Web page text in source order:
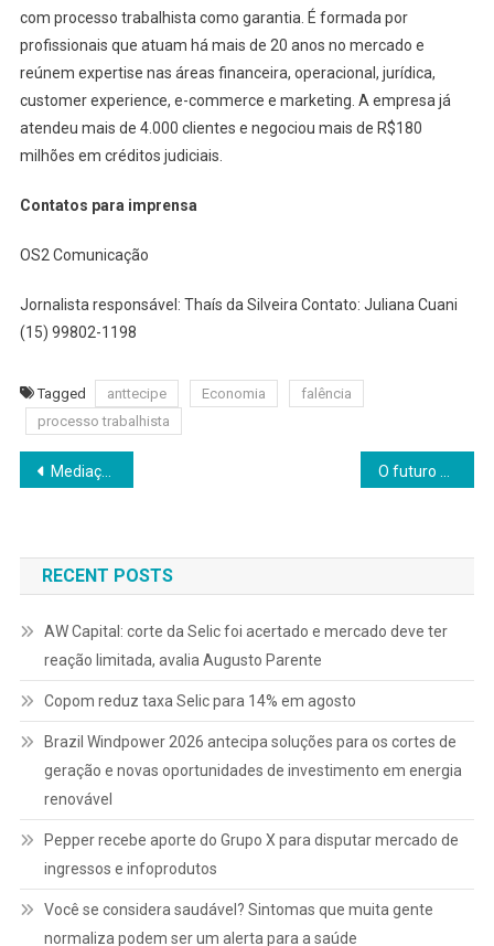
com processo trabalhista como garantia. É formada por
profissionais que atuam há mais de 20 anos no mercado e
reúnem expertise nas áreas financeira, operacional, jurídica,
customer experience, e-commerce e marketing. A empresa já
atendeu mais de 4.000 clientes e negociou mais de R$180
milhões em créditos judiciais.
Contatos para imprensa
OS2 Comunicação
Jornalista responsável: Thaís da Silveira Contato: Juliana Cuani
(15) 99802-1198
Tagged anttecipe Economia
falência
processo trabalhista
Navegação
Post
Mediação cresce como alternativa para desafogar o Judiciário e reduzir litígios no Brasil
RECENT POSTS
AW Capital: corte da Selic foi acertado e mercado deve ter
reação limitada, avalia Augusto Parente
Copom reduz taxa Selic para 14% em agosto
Brazil Windpower 2026 antecipa soluções para os cortes de
geração e novas oportunidades de investimento em energia
renovável
Pepper recebe aporte do Grupo X para disputar mercado de
ingressos e infoprodutos
Você se considera saudável? Sintomas que muita gente
normaliza podem ser um alerta para a saúde